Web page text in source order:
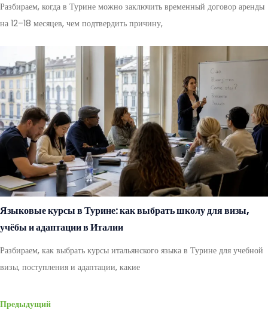
Разбираем, когда в Турине можно заключить временный договор аренды
на 12–18 месяцев, чем подтвердить причину,
Языковые курсы в Турине: как выбрать школу для визы,
учёбы и адаптации в Италии
Разбираем, как выбрать курсы итальянского языка в Турине для учебной
визы, поступления и адаптации, какие
Предыдущий